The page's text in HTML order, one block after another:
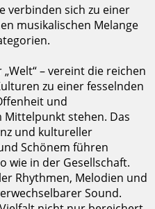
verbinden sich zu einer
musikalischen Melange
– vereint die reichen
zu einer fesselnden
und
stehen. Das
und kultureller
Schönem führen
wie in der Gesellschaft.
Rhythmen, Melodien und
Sound.